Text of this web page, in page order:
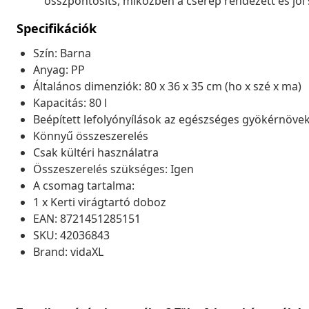
Specifikációk
Szín: Barna
Anyag: PP
Általános dimenziók: 80 x 36 x 35 cm (ho x szé x ma)
Kapacitás: 80 l
Beépített lefolyónyílások az egészséges
Könnyű összeszerelés
Csak kültéri használatra
Összeszerelés szükséges: Igen
A csomag tartalma:
1 x Kerti virágtartó doboz
EAN: 8721451285151
SKU: 42036843
Brand: vidaXL